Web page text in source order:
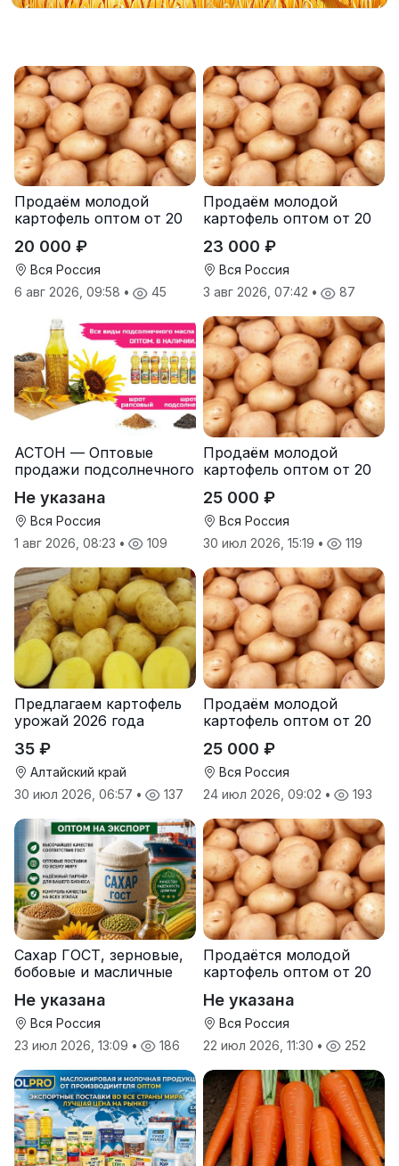
Продаём молодой
картофель оптом от 20
20 000 ₽
Вся Россия
6 авг 2026, 09:58 • 45
Продаём молодой
картофель оптом от 20
23 000 ₽
Вся Россия
3 авг 2026, 07:42 • 87
АСТОН — Оптовые
продажи подсолнечного
Экспорт
Не указана
Вся Россия
1 авг 2026, 08:23 • 109
Продаём молодой
картофель оптом от 20
25 000 ₽
Вся Россия
30 июл 2026, 15:19 • 119
Предлагаем картофель
урожай 2026 года
35 ₽
Алтайский край
30 июл 2026, 06:57 • 137
Продаём молодой
картофель оптом от 20
25 000 ₽
Вся Россия
24 июл 2026, 09:02 • 193
Сахар ГОСТ, зерновые,
бобовые и масличные
Не указана
Вся Россия
23 июл 2026, 13:09 • 186
Продаётся молодой
картофель оптом от 20
Не указана
Вся Россия
22 июл 2026, 11:30 • 252